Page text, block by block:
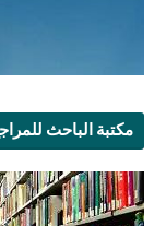
مكتبة الباحث